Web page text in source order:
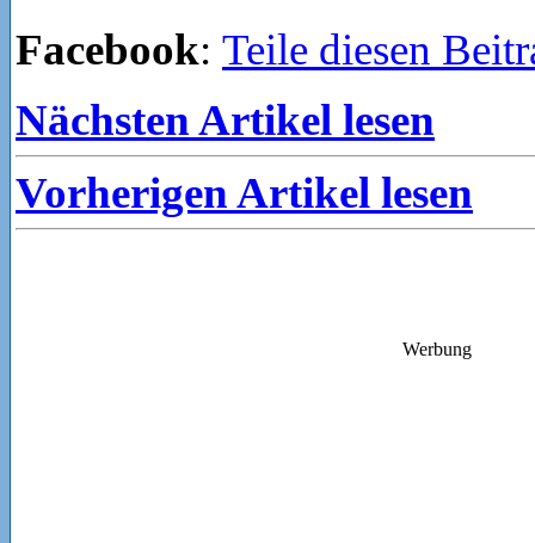
Facebook: Teile diesen
Nächsten Artikel lesen
Vorherigen Artikel lesen
Werbung